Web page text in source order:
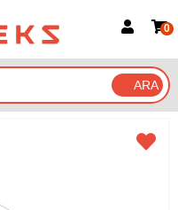
Google İle Bağlan
0